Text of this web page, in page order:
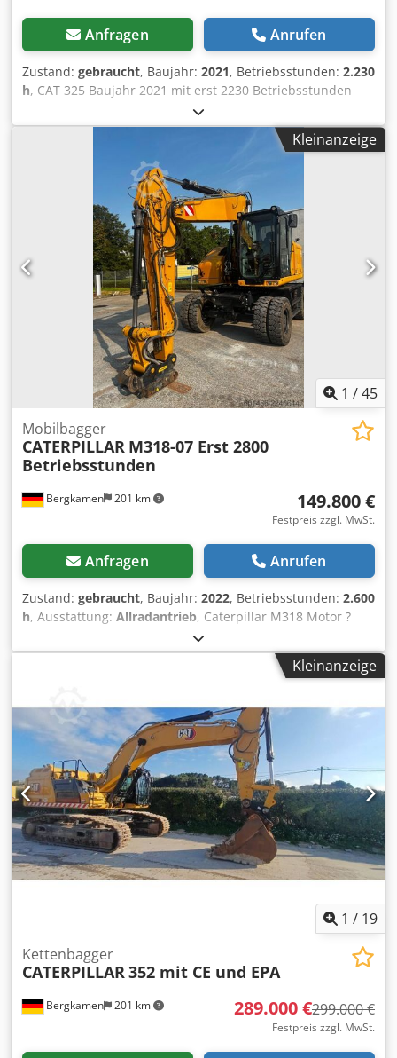
Anfragen Anrufen
Zustand: gebraucht, Baujahr: 2021, Betriebsstunden: 2.230
h, CAT 325 Baujahr 2021 mit erst 2230 Betriebsstunden
Chedezg S Abopfx Angea Top Zustand Betriebsgewicht ca.
28.500 kg Motor Cat C4.4 Turbodiesel Motorleistung 128,5
kW (172 PS) Hubraum 4,4 Liter Abgasnorm EU Stufe V
Kraftstofftank ca. 313 Liter Hydrauliksystem ca. 230 Liter
Max. Grabtiefe 6,70 m Max. Klima CE
Kleinanzeige
1 /45
Bergkamen 201 km
Mobilbagger
CATERPILLAR M318-07 Erst 2800
Betriebsstunden
149.800 €
Festpreis zzgl. MwSt.
Anfragen Anrufen
Zustand: gebraucht, Baujahr: 2022, Betriebsstunden: 2.600
h, Ausstattung: Allradantrieb, Caterpillar M318 Motor ?
Motor: Cat C4.4 ? Leistung (ISO 14396): 129 kW / ca. 176 PS
? Hubraum: 4,4 l ? Zylinder: 4 ? Emission: EU Stage V
Fahrleistung Höchstgeschwindigkeit: bis ca. 35 km/h *
Pendelachse Chjdpfxozqx Rtj Angja Tank & Hydraulik
Dieseltank: ca. 350 Liter * Hydrauliksystem: Load-Sensing
Hydraulik mit mehreren Zusatzkreisen für Anbaugeräte
Klimaanlage Erst 2600 Betriebsstunden und eine sehr gute
Zustand
Kleinanzeige
1 / 19
Bergkamen 201 km
Kettenbagger
CATERPILLAR352 mit CE und EPA
289.000 €299.000 €
Festpreis zzgl. MwSt.